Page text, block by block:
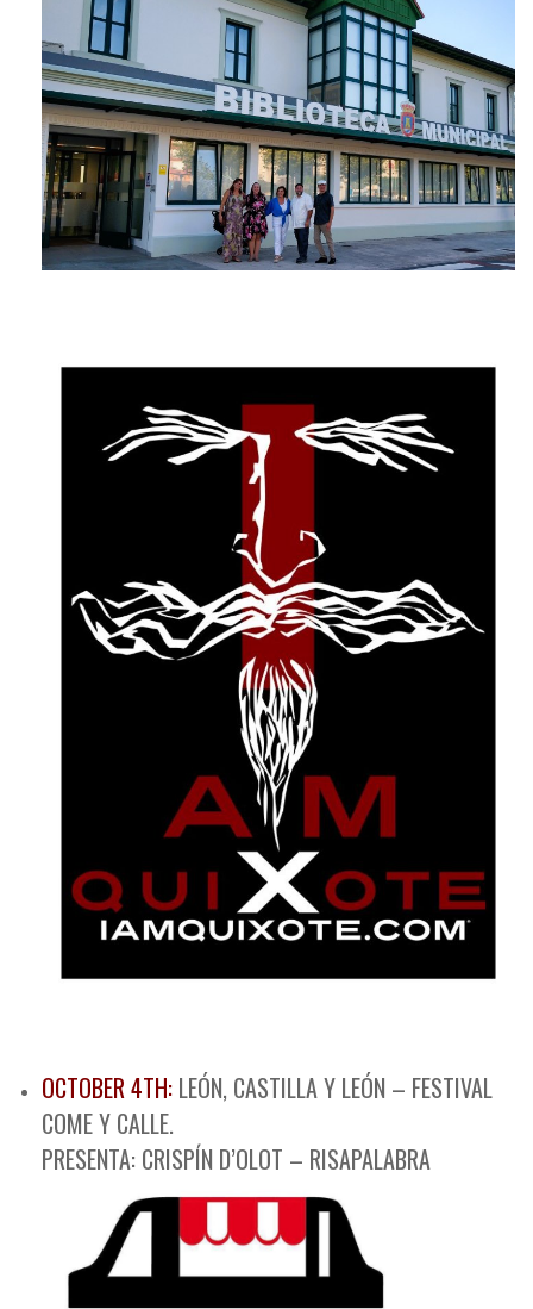
OCTOBER 4TH: LEÓN, CASTILLA Y LEÓN – FESTIVAL
COME Y CALLE.
PRESENTA: CRISPÍN D’OLOT – RISAPALABRA